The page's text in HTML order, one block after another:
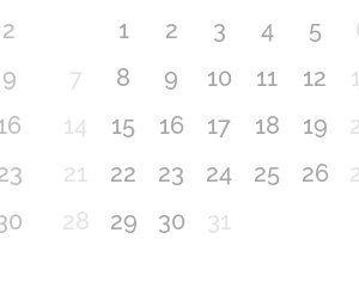
2
9
1 2 3 4 5
7
8 9 10 11 12
14
15 16 17 18 19
21
22 23 24 25 26
28
29 30 31